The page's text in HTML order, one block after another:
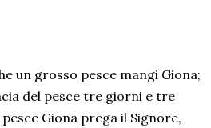
un grosso pesce mangi Giona;
del pesce tre giorni e tre
Giona prega il Signore,